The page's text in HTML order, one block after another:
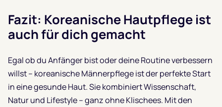
Fazit: Koreanische Hautpflege ist
auch für dich gemacht
Egal ob du Anfänger bist oder deine Routine verbessern
willst – koreanische Männerpflege ist der perfekte Start
in eine gesunde Haut. Sie kombiniert Wissenschaft,
Natur und Lifestyle – ganz ohne Klischees. Mit den